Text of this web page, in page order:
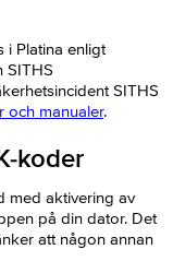
i Platina enligt
SITHS
SITHS
och manualer.
koder
med aktivering av
på din dator. Det
att någon annan